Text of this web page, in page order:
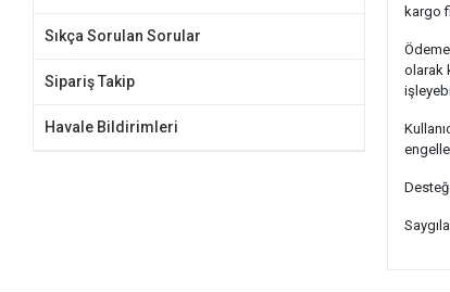
Sıkça Sorulan Sorular
Sipariş Takip
Havale Bildirimleri
kargo
olarak